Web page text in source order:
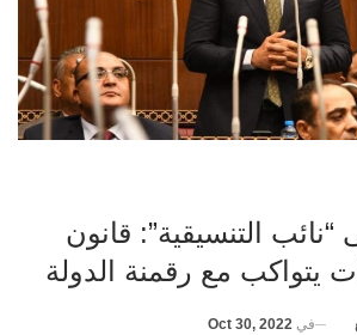
التنسيقية”: قانون
يتواكب مع رقمنة الدولة
في Oct 30, 2022